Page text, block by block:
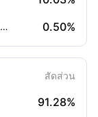
Robertson Stephens Wealth Management, LLC 0.50%
สัดส่วน
91.28%